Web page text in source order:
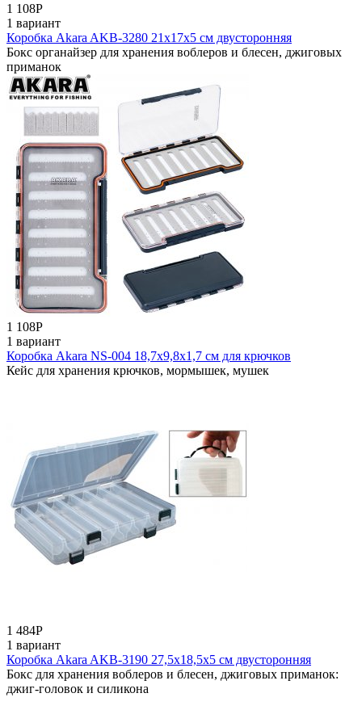
1 108Р
1 вариант
Коробка Akara AKB-3280 21x17x5 см двусторонняя
Бокс органайзер для хранения воблеров и блесен, джиговых
приманок
1 108Р
1 вариант
Коробка Akara NS-004 18,7х9,8х1,7 см для крючков
Кейс для хранения крючков, мормышек, мушек
1 484Р
1 вариант
Коробка Akara AKB-3190 27,5x18,5x5 см двусторонняя
Бокс для хранения воблеров и блесен, джиговых приманок:
джиг-головок и силикона